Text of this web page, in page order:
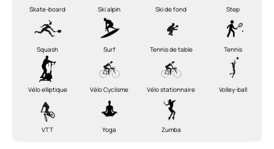
Skate-board Ski alpin Ski de fond Step
Squash Surf Tennis de table Tennis
Vélo elliptique Vélo Cyclisme Vélo stationnaire Volley-ball
VTT Yoga Zumba